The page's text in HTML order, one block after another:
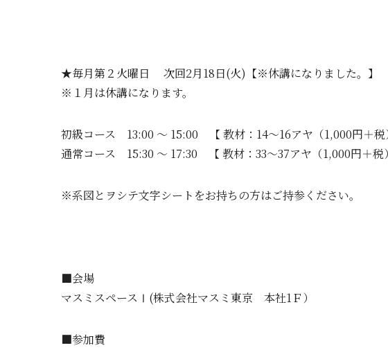
★毎月第２火曜日 次回2月18日(火)【※休講になりました。】
※１月は休講になります。
初級コース 13:00 ～ 15:00 【 教材：14～16アヤ（1,000円＋税
通常コース 15:30 ～ 17:30 【 教材：33～37アヤ（1,000円＋税
※系図とヲシテ文字シートをお持ちの方はご持参ください。
■会場
マスミスペースⅠ(株式会社マスミ東京 本社1Ｆ）
■参加費